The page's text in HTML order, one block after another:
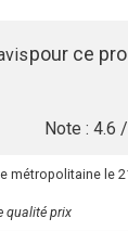
pour ce
Note : 4.6 /
métropolitaine le
qualité prix